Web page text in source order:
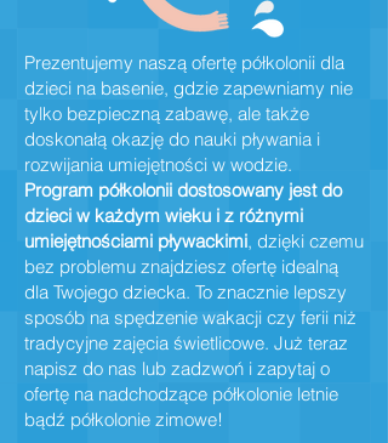
Prezentujemy naszą ofertę półkolonii dla
dzieci na basenie, gdzie zapewniamy nie
tylko bezpieczną zabawę, ale także
doskonałą okazję do nauki pływania i
rozwijania umiejętności w wodzie.
Program półkolonii dostosowany jest do
dzieci w każdym wieku i z różnymi
umiejętnościami pływackimi, dzięki czemu
bez problemu znajdziesz ofertę idealną
dla Twojego dziecka. To znacznie lepszy
sposób na spędzenie wakacji czy ferii niż
tradycyjne zajęcia świetlicowe. Już teraz
napisz do nas lub zadzwoń i zapytaj o
ofertę na nadchodzące półkolonie letnie
bądź półkolonie zimowe!